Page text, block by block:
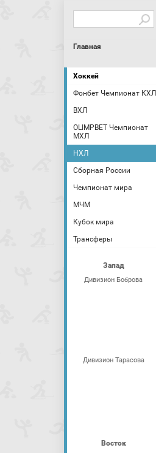
Главная
Хоккей
Фонбет Чемпионат КХЛ
ВХЛ
OLIMPBET Чемпионат
МХЛ
НХЛ
Сборная России
Чемпионат мира
МЧМ
Кубок мира
Трансферы
Запад
Дивизион Боброва
Дивизион Тарасова
Восток